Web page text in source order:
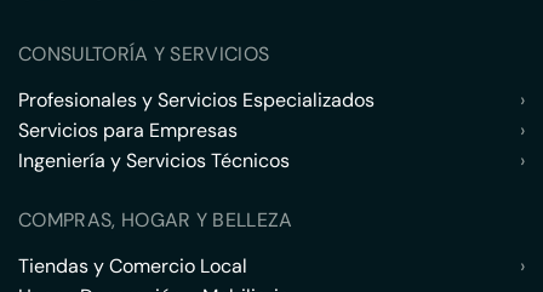
CONSULTORÍA Y SERVICIOS
Profesionales y Servicios Especializados
›
Servicios para Empresas
›
Ingeniería y Servicios Técnicos
›
COMPRAS, HOGAR Y BELLEZA
Tiendas y Comercio Local
›